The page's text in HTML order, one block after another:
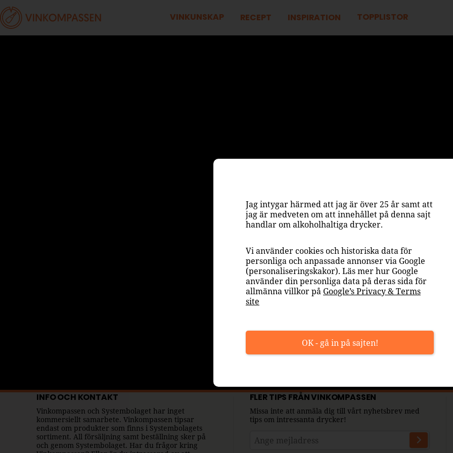
VINKUNSKAP RECEPT INSPIRATION TOPPLISTOR
INFO OCH KONTAKT
Vinkompassen och Systembolaget har inget
kommersiellt samarbete. Vinkompassen tipsar
endast om produkter som finns i Systembolagets
sortiment. All försäljning samt beställning sker på
och genom Systembolaget. Har du frågor kring
FLER TIPS FRÅN VINKOMPASSEN
Missa inte att anmäla dig till vårt nyhetsbrev med
tips om intressanta drycker!
Jag intygar härmed att jag är över 25 år samt att
jag är medveten om att innehållet på denna sajt
handlar om alkoholhaltiga drycker.
Vi använder cookies och historiska data för
personliga och anpassade annonser via Google
(personaliseringskakor). Läs mer hur Google
använder din personliga data på deras sida för
allmänna villkor på Google’s Privacy & Terms
site
OK - gå in på sajten!